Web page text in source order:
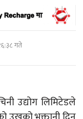
गते
उद्योग लिमिटेडले